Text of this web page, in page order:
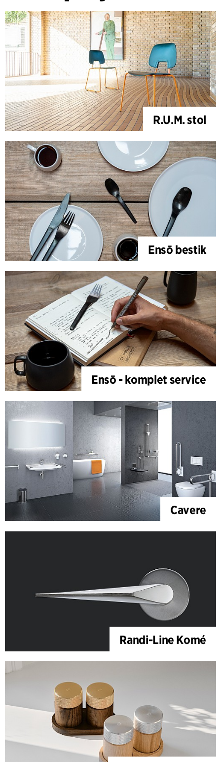
R.U.M. stol
Ensō bestik
Ensō - komplet service
Cavere
Randi-Line Komé